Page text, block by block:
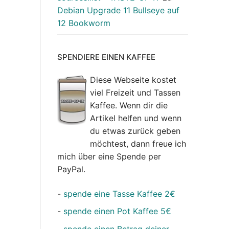
Debian Upgrade 11 Bullseye auf
12 Bookworm
SPENDIERE EINEN KAFFEE
Diese Webseite kostet
viel Freizeit und Tassen
Kaffee. Wenn dir die
Artikel helfen und wenn
du etwas zurück geben
möchtest, dann freue ich
mich über eine Spende per
PayPal.
- spende eine Tasse Kaffee 2€
- spende einen Pot Kaffee 5€